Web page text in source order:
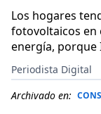
Los hogares
fotovoltaicos en
energía, porque
Periodista Digital
Archivado en: